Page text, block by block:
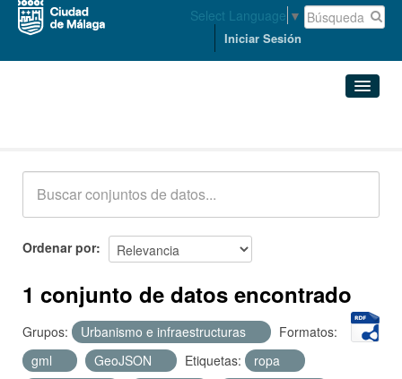
Select Language ▼
Iniciar Sesión
Acerca de
Ordenar por
1 conjunto de datos encontrado
Grupos: Urbanismo e infraestructuras
Formatos:
gml
GeoJSON Etiquetas:
ropa